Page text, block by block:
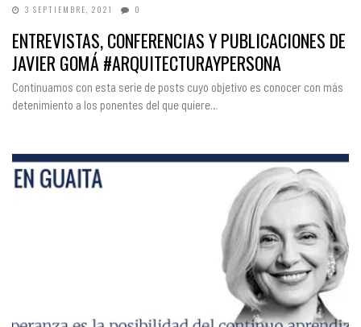
3 SEPTIEMBRE, 2021 0
ENTREVISTAS, CONFERENCIAS Y PUBLICACIONES DE
JAVIER GOMÁ #ARQUITECTURAYPERSONA
Continuamos con esta serie de posts cuyo objetivo es conocer con más
detenimiento a los ponentes del que quiere…